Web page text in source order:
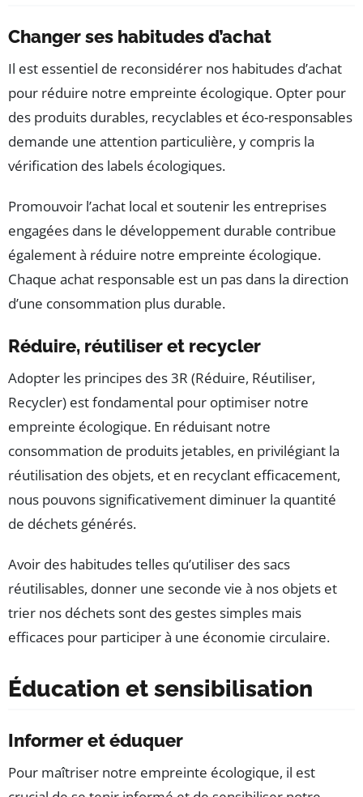
Changer ses habitudes d’achat
Il est essentiel de reconsidérer nos habitudes d’achat
pour réduire notre empreinte écologique. Opter pour
des produits durables, recyclables et éco-responsables
demande une attention particulière, y compris la
vérification des labels écologiques.
Promouvoir l’achat local et soutenir les entreprises
engagées dans le développement durable contribue
également à réduire notre empreinte écologique.
Chaque achat responsable est un pas dans la direction
d’une consommation plus durable.
Réduire, réutiliser et recycler
Adopter les principes des 3R (Réduire, Réutiliser,
Recycler) est fondamental pour optimiser notre
empreinte écologique. En réduisant notre
consommation de produits jetables, en privilégiant la
réutilisation des objets, et en recyclant efficacement,
nous pouvons significativement diminuer la quantité
de déchets générés.
Avoir des habitudes telles qu’utiliser des sacs
réutilisables, donner une seconde vie à nos objets et
trier nos déchets sont des gestes simples mais
efficaces pour participer à une économie circulaire.
Éducation et sensibilisation
Informer et éduquer
Pour maîtriser notre empreinte écologique, il est